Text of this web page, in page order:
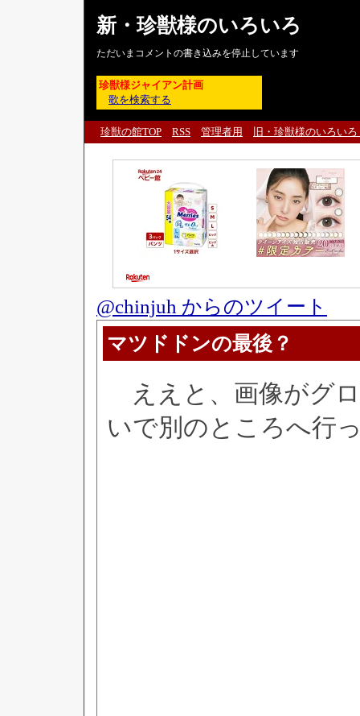
新・珍獣様のいろいろ
ただいまコメントの書き込みを停止しています
珍獣様ジャイアン計画
歌を検索する
珍獣の館TOP RSS 管理者用 旧・珍獣様のいろい
@chinjuh からのツイート
マツドドンの最後？
ええと、画像がグ
いで別のところへ行